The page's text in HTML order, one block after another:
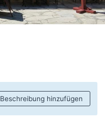
Beschreibung hinzufügen